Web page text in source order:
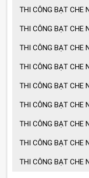
THI CÔNG BẠT CHE
THI CÔNG BẠT CHE
THI CÔNG BẠT CHE
THI CÔNG BẠT CHE
THI CÔNG BẠT CHE
THI CÔNG BẠT CHE
THI CÔNG BẠT CHE
THI CÔNG BẠT CHE
THI CÔNG BẠT CHE